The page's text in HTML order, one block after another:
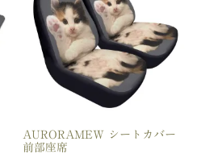
AURORAMEW シートカバー
前部座席